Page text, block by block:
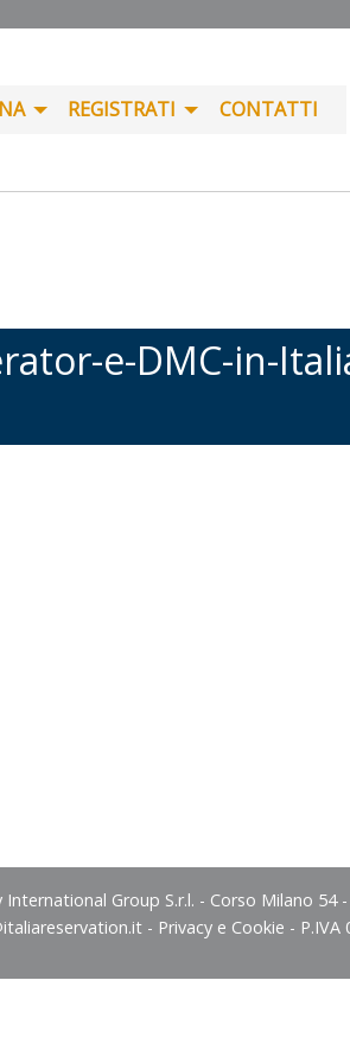
REGISTRATI CONTATTI
e-DMC-in-
Group S.r.l. - Corso Milano 54
- Privacy e Cookie - P.IVA